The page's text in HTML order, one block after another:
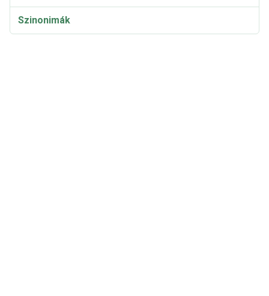
Szinonimák